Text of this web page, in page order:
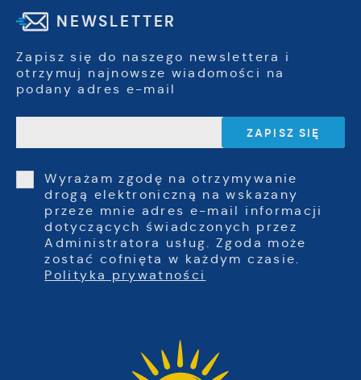
NEWSLETTER
Zapisz się do naszego newslettera i
otrzymuj najnowsze wiadomości na
podany adres e-mail
Wyrażam zgodę na otrzymywanie
drogą elektroniczną na wskazany
przeze mnie adres e-mail informacji
dotyczących świadczonych przez
Administratora usług. Zgoda może
zostać cofnięta w każdym czasie.
Polityka prywatności